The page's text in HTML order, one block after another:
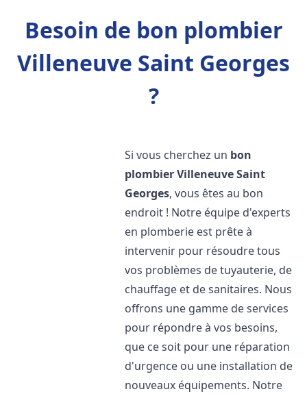
Besoin de bon plombier
Villeneuve Saint Georges
?
Si vous cherchez un bon
plombierVilleneuve Saint
Georges, vous êtes au bon
endroit ! Notre équipe d'experts
en plomberie est prête à
intervenir pour résoudre tous
vos problèmes de tuyauterie, de
chauffage et de sanitaires. Nous
offrons une gamme de services
pour répondre à vos besoins,
que ce soit pour une réparation
d'urgence ou une installation de
nouveaux équipements. Notre